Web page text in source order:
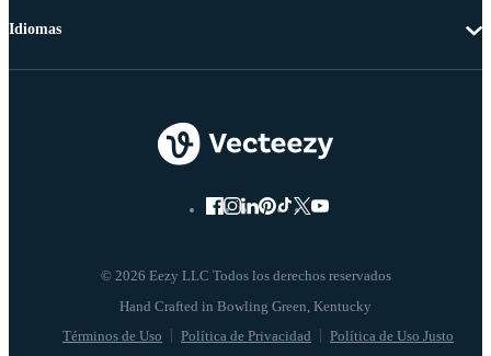
© 2026 Eezy LLC Todos los derechos reservados
Términos de Uso Política de Privacidad Política de Uso Justo
Idiomas